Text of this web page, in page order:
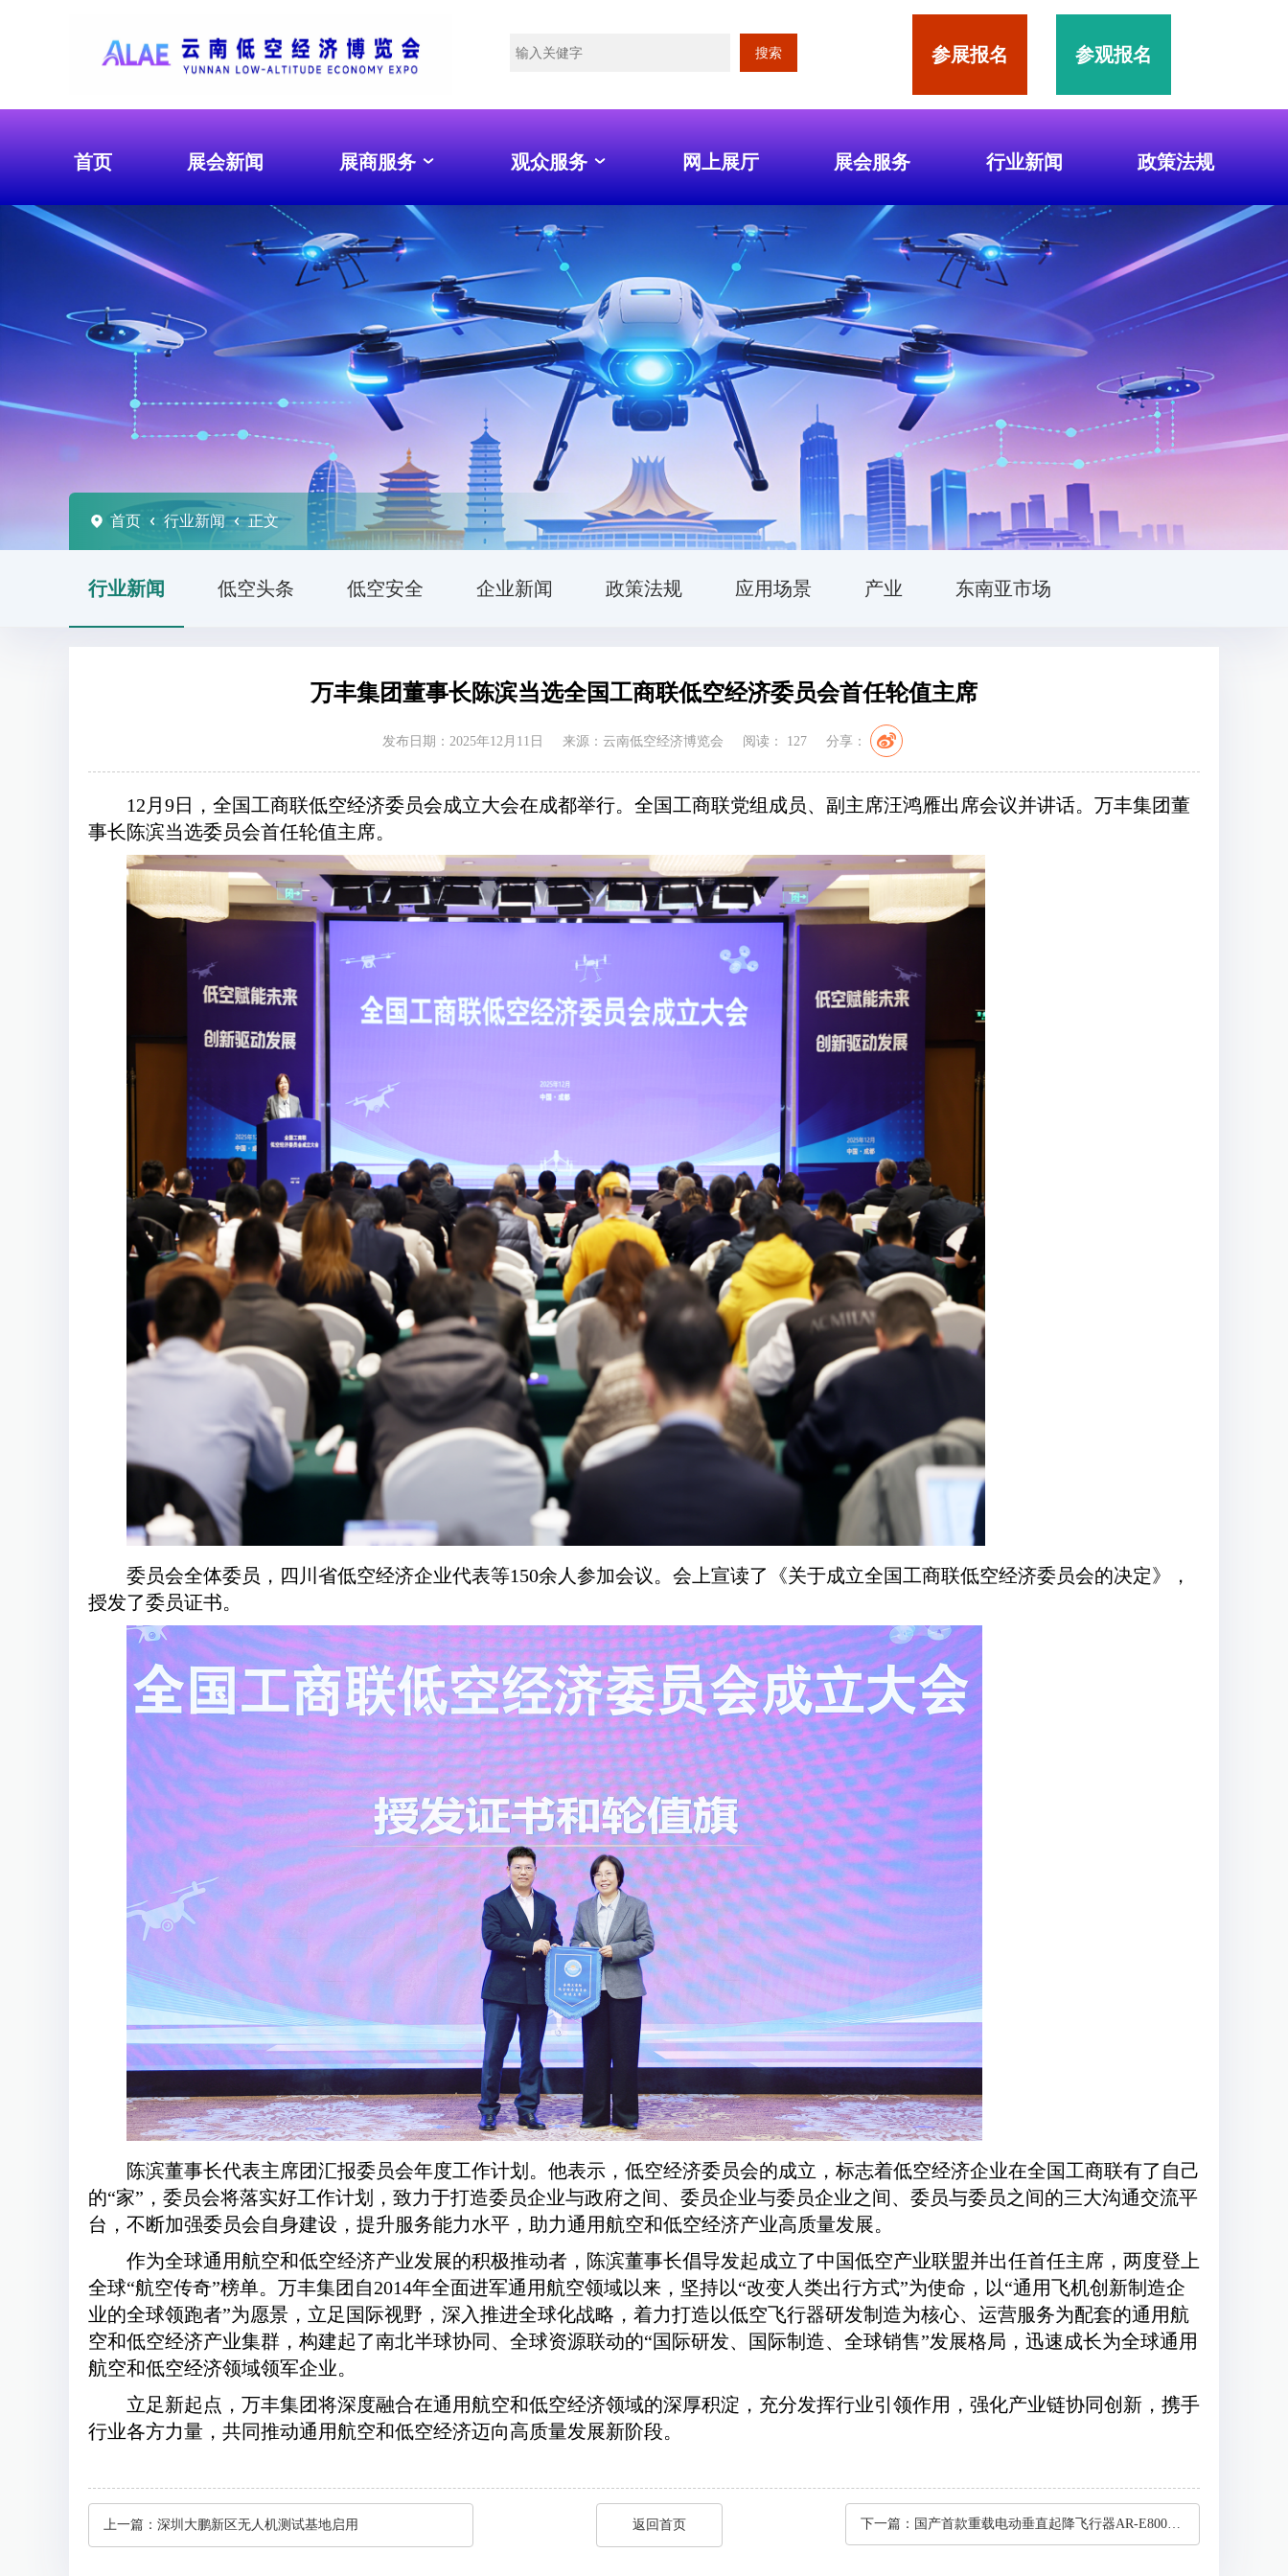
搜索 参展报名 参观报名
首页 展会新闻 展商服务 观众服务 网上展厅 展会服务 行业新闻 政策法规
行业新闻 低空头条 低空安全 企业新闻 政策法规 应用场景 产业 东南亚市场
首页 行业新闻 正文
万丰集团董事长陈滨当选全国工商联低空经济委员会首任轮值主席
发布日期：2025年12月11日 来源：云南低空经济博览会 阅读： 127 分享：
12月9日，全国工商联低空经济委员会成立大会在成都举行。全国工商联党组成员、副主席汪鸿雁出席会议并讲话。万丰集团董
事长陈滨当选委员会首任轮值主席。
委员会全体委员，四川省低空经济企业代表等150余人参加会议。会上宣读了《关于成立全国工商联低空经济委员会的决定》，
授发了委员证书。
陈滨董事长代表主席团汇报委员会年度工作计划。他表示，低空经济委员会的成立，标志着低空经济企业在全国工商联有了自己
的“家”，委员会将落实好工作计划，致力于打造委员企业与政府之间、委员企业与委员企业之间、委员与委员之间的三大沟通交流平
台，不断加强委员会自身建设，提升服务能力水平，助力通用航空和低空经济产业高质量发展。
作为全球通用航空和低空经济产业发展的积极推动者，陈滨董事长倡导发起成立了中国低空产业联盟并出任首任主席，两度登上
全球“航空传奇”榜单。万丰集团自2014年全面进军通用航空领域以来，坚持以“改变人类出行方式”为使命，以“通用飞机创新制造企
业的全球领跑者”为愿景，立足国际视野，深入推进全球化战略，着力打造以低空飞行器研发制造为核心、运营服务为配套的通用航
空和低空经济产业集群，构建起了南北半球协同、全球资源联动的“国际研发、国际制造、全球销售”发展格局，迅速成长为全球通用
航空和低空经济领域领军企业。
立足新起点，万丰集团将深度融合在通用航空和低空经济领域的深厚积淀，充分发挥行业引领作用，强化产业链协同创新，携手
行业各方力量，共同推动通用航空和低空经济迈向高质量发展新阶段。
上一篇： 深圳大鹏新区无人机测试基地启用 返回首页 下一篇： 国产首款重载电动垂直起降飞行器AR-E800首飞成功